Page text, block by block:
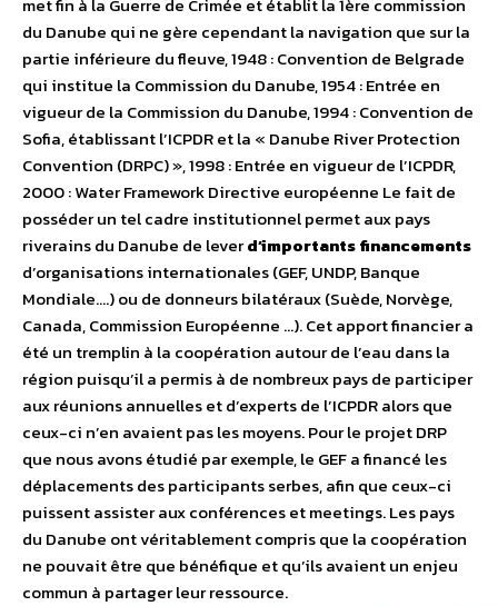
du Danube qui ne gère cependant la navigation que sur la
partie inférieure du fleuve, 1948 : Convention de Belgrade
qui institue la Commission du Danube, 1954 : Entrée en
vigueur de la Commission du Danube, 1994 : Convention de
Sofia, établissant l’ICPDR et la « Danube River Protection
Convention (DRPC) », 1998 : Entrée en vigueur de l’ICPDR,
2000 : Water Framework Directive européenne Le fait de
posséder un tel cadre institutionnel permet aux pays
riverains du Danube de leverd’importants financements
d’organisations internationales (GEF, UNDP, Banque
Mondiale….) ou de donneurs bilatéraux (Suède, Norvège,
Canada, Commission Européenne …). Cet apport financier a
été un tremplin à la coopération autour de l’eau dans la
région puisqu’il a permis à de nombreux pays de participer
aux réunions annuelles et d’experts de l’ICPDR alors que
ceux-ci n’en avaient pas les moyens. Pour le projet DRP
que nous avons étudié par exemple, le GEF a financé les
déplacements des participants serbes, afin que ceux-ci
puissent assister aux conférences et meetings. Les pays
du Danube ont véritablement compris que la coopération
ne pouvait être que bénéfique et qu’ils avaient un enjeu
commun à partager leur ressource.